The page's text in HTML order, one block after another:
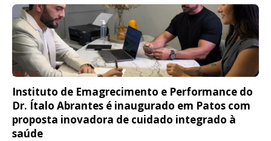
SAÚDE
Instituto de Emagrecimento e Performance do
Dr. Ítalo Abrantes é inaugurado em Patos com
proposta inovadora de cuidado integrado à
saúde